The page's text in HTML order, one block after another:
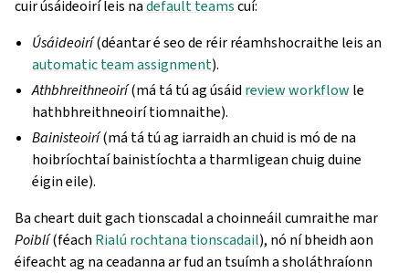
cuir úsáideoirí leis nadefault teamscuí:
Úsáideoirí(déantar é seo de réir réamhshocraithe leis an
automatic team assignment).
Athbhreithneoirí(má tá tú ag úsáid review workflow le
hathbhreithneoirí tiomnaithe).
Bainisteoirí(má tá tú ag iarraidh an chuid is mó de na
hoibríochtaí bainistíochta a tharmligean chuig duine
éigin eile).
Ba cheart duit gach tionscadal a choinneáil cumraithe mar
Poiblí(féach Rialú rochtana tionscadail), nó ní bheidh aon
éifeacht ag na ceadanna ar fud an tsuímh a sholáthraíonn